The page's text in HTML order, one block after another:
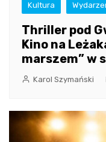
Kultura
Thriller pod
Kino na
marszem” w
Karol Szymański